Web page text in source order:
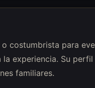
costumbrista para
experiencia. Su perfil
familiares.